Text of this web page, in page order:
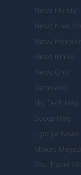
Newz Florida
Newz New
Newz
Newz Illinois
Newz Ohio
Gameland
Hig Tech Mag
Scoop Mag
Lgbtqia News
Motors
Day Travel